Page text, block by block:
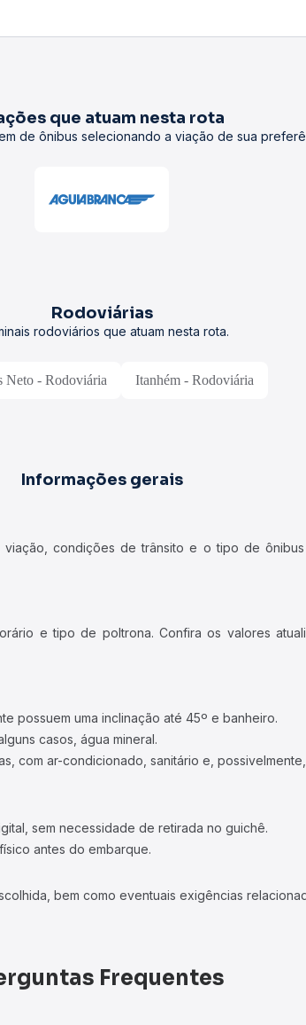
que atuam nesta rota
de ônibus selecionando a viação de sua
Rodoviárias
rodoviários que atuam nesta rota.
Neto - Rodoviária Itanhém - Rodoviária
Informações gerais
condições de trânsito e o tipo de ônibus
e tipo de poltrona. Confira os valores
possuem uma inclinação até 45º e banheiro.
casos, água mineral.
com ar-condicionado, sanitário e,
sem necessidade de retirada no guichê.
antes do embarque.
bem como eventuais exigências
Frequentes